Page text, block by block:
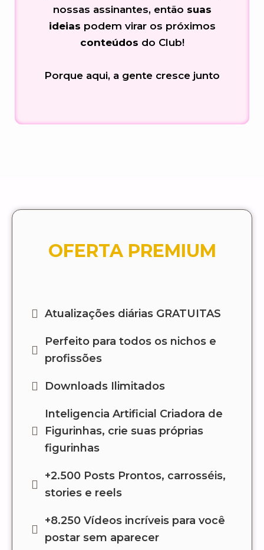
nossas assinantes, então suas
ideias podem virar os próximos
conteúdos do Club!
Porque aqui, a gente cresce junto
OFERTA PREMIUM
Atualizações diárias GRATUITAS
Perfeito para todos os nichos e
profissões
Downloads Ilimitados
Inteligencia Artificial Criadora de
Figurinhas, crie suas próprias
figurinhas
+2.500 Posts Prontos, carrosséis,
stories e reels
+8.250 Vídeos incríveis para você
postar sem aparecer